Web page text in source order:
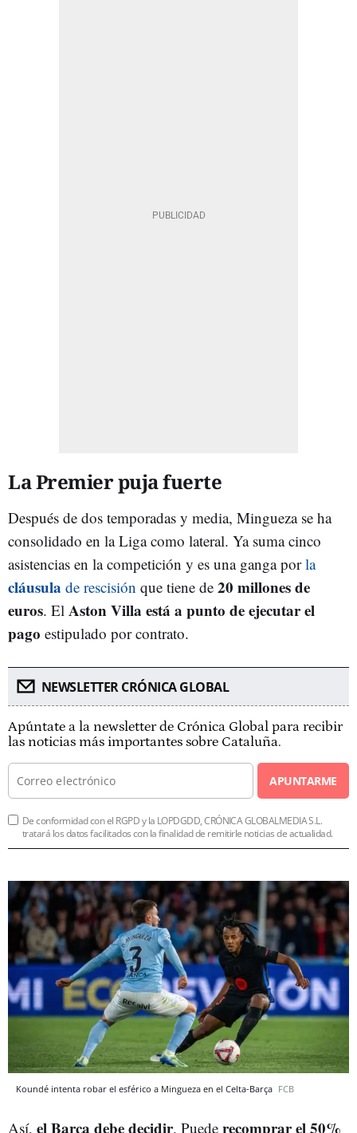
La Premier puja fuerte
Después de dos temporadas y media, Mingueza se ha
consolidado en la Liga como lateral. Ya suma cinco
asistencias en la competición y es una ganga porla
cláusula de rescisión que tiene de 20 millones de
euros. El Aston Villa está a punto de ejecutar el
pago estipulado por contrato.
NEWSLETTER CRÓNICA GLOBAL
Apúntate a la newsletter de Crónica Global para recibir
las noticias más importantes sobre Cataluña.
APUNTARME
De conformidad con el RGPD y la LOPDGDD, CRÓNICA GLOBALMEDIA S.L.
tratará los datos facilitados con la finalidad de remitirle noticias de actualidad.
Koundé intenta robar el esférico a Mingueza en el Celta-Barça FCB
Así, el Barça debe decidir. Puede recomprar el 50%